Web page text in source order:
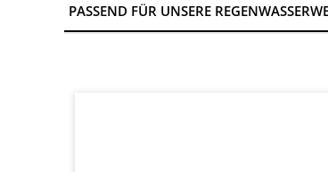
PASSEND FÜR UNSERE